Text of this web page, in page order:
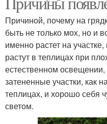
Причиной, почему на
быть не только мох, но и
именно растет на
растут в теплицах при
естественном
затененные участки, как
теплицах, и хорошо себя
светом.